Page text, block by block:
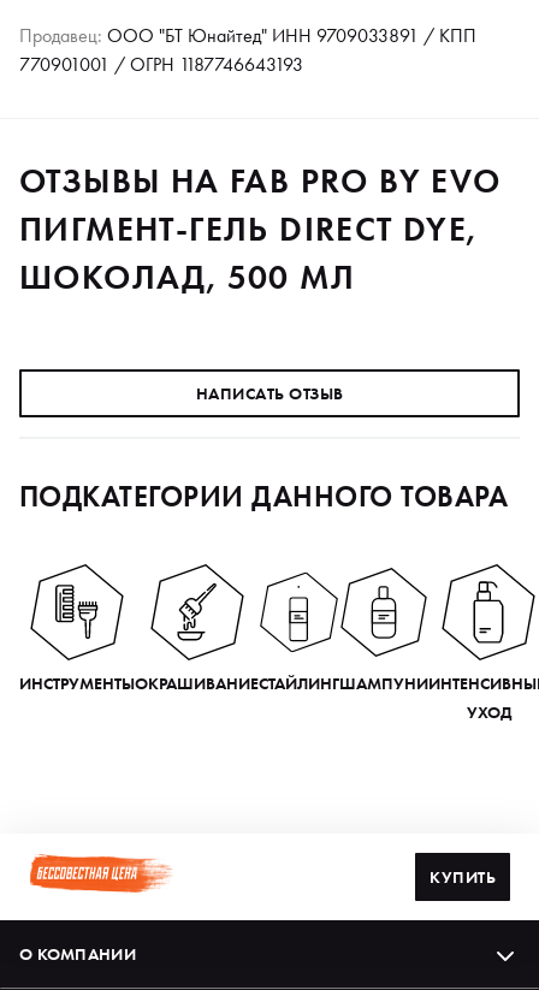
Продавец: ООО "БТ Юнайтед" ИНН 9709033891 / КПП
770901001 / ОГРН 1187746643193
ОТЗЫВЫ НА FAB PRO BY EVO
ПИГМЕНТ-ГЕЛЬ DIRECT DYE,
ШОКОЛАД, 500 МЛ
НАПИСАТЬ ОТЗЫВ
ПОДКАТЕГОРИИ ДАННОГО ТОВАРА
ИНСТРУМЕНТЫОКРАШИВАНИЕСТАЙЛИНГШАМПУНИ
УХОД
КУПИТЬ
О КОМПАНИИ